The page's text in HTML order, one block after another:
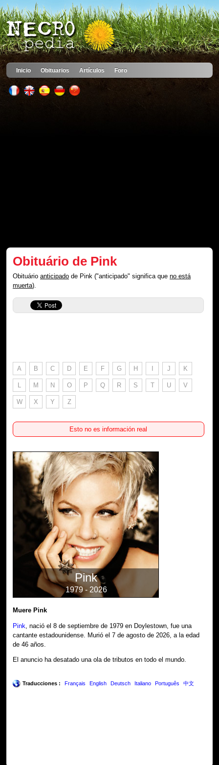
Inicio Obituarios Artículos Foro
Obituário de Pink
Obituárioanticipado de Pink ("anticipado" significa queno está
muerta).
A B C D E F G H I J K
L M N O P Q R S T U V
W X Y Z
Esto no es información real
Pink
1979 - 2026
Muere Pink
Pink , nació el 8 de septiembre de 1979 en Doylestown, fue una
cantante estadounidense. Murió el 7 de agosto de 2026, a la edad
de 46 años.
El anuncio ha desatado una ola de tributos en todo el mundo.
Traducciones : Français English Deutsch Italiano Português 中文